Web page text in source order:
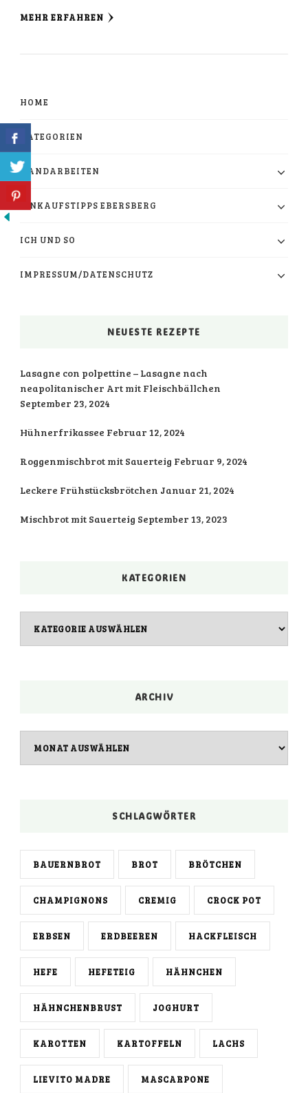
MEHR ERFAHREN
HOME
KATEGORIEN
HANDARBEITEN
EINKAUFSTIPPS EBERSBERG
ICH UND SO
IMPRESSUM/DATENSCHUTZ
NEUESTE REZEPTE
Lasagne con polpettine – Lasagne nach
neapolitanischer Art mit Fleischbällchen
September 23, 2024
Hühnerfrikassee Februar 12, 2024
Roggenmischbrot mit Sauerteig Februar 9, 2024
Leckere Frühstücksbrötchen Januar 21, 2024
Mischbrot mit Sauerteig September 13, 2023
KATEGORIEN
ARCHIV
SCHLAGWÖRTER
BAUERNBROT BROT BRÖTCHEN
CHAMPIGNONS CREMIG CROCK POT
ERBSEN ERDBEEREN HACKFLEISCH
HEFE HEFETEIG HÄHNCHEN
HÄHNCHENBRUST JOGHURT
KAROTTEN KARTOFFELN LACHS
LIEVITO MADRE MASCARPONE